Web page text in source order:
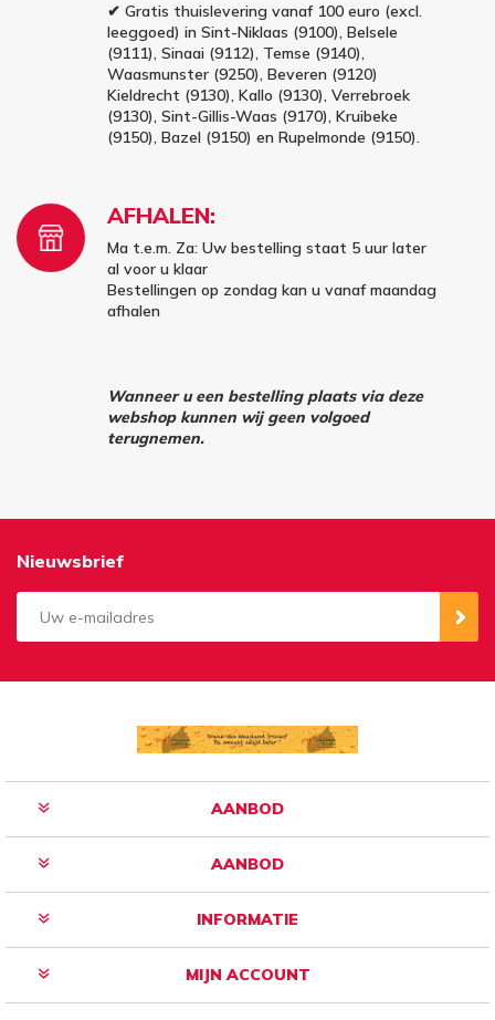
✔ Gratis thuislevering vanaf 100 euro (excl.
leeggoed) in Sint-Niklaas (9100), Belsele
(9111), Sinaai (9112), Temse (9140),
Waasmunster (9250), Beveren (9120)
Kieldrecht (9130), Kallo (9130), Verrebroek
(9130), Sint-Gillis-Waas (9170), Kruibeke
(9150), Bazel (9150) en Rupelmonde (9150).
AFHALEN:
Ma t.e.m. Za: Uw bestelling staat 5 uur later
al voor u klaar
Bestellingen op zondag kan u vanaf maandag
afhalen
Wanneer u een bestelling plaats via deze
webshop kunnen wij geen volgoed
terugnemen.
Nieuwsbrief
AANBOD
AANBOD
INFORMATIE
MIJN ACCOUNT